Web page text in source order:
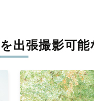
思える一枚に出会えま
出張撮影可